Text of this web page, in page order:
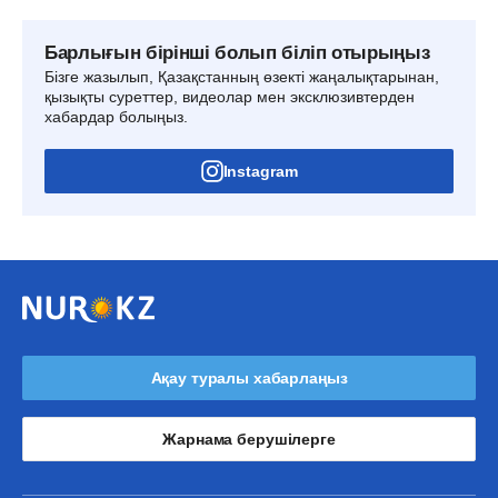
Барлығын бірінші болып біліп отырыңыз
Бізге жазылып, Қазақстанның өзекті жаңалықтарынан,
қызықты суреттер, видеолар мен эксклюзивтерден
хабардар болыңыз.
Instagram
Ақау туралы хабарлаңыз
Жарнама берушілерге